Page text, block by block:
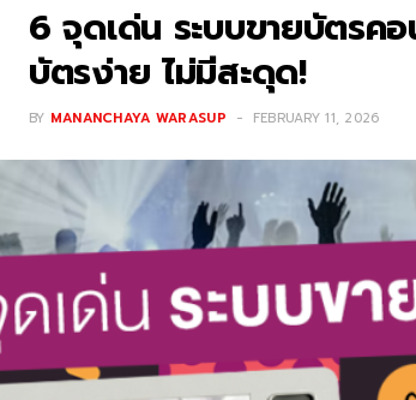
6 จุดเด่น ระบบขายบัตรค
บัตรง่าย ไม่มีสะดุด!
BY MANANCHAYA WARASUP FEBRUARY 11, 2026